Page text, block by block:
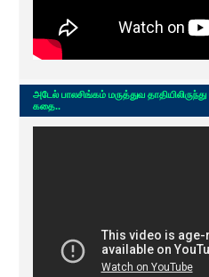
அடேல் பாலசிங்கம் மருத்துவ
கதை..